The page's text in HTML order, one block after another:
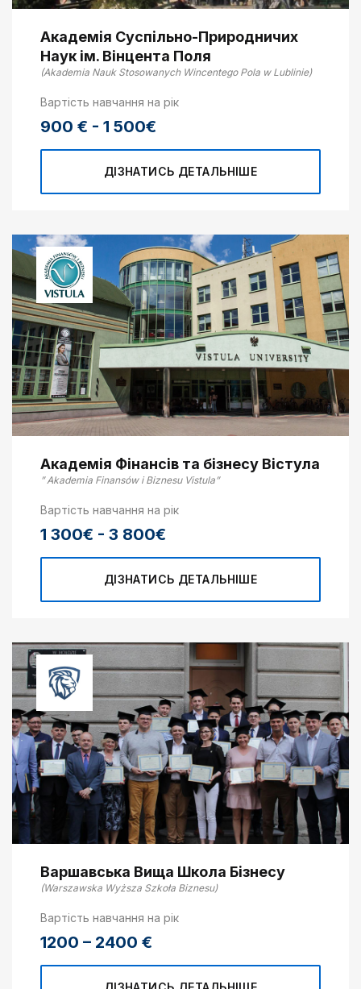
Академія Cуспільно-Природничих
Наук ім. Вінцента Поля
(Akademia Nauk Stosowanych Wincentego Pola w Lublinie)
Вартість навчання на рік
900 € - 1 500€
ДІЗНАТИСЬ ДЕТАЛЬНІШЕ
Академія Фінансів та бізнесу Вістула
” Akademia Finansów i Biznesu Vistula”
Вартість навчання на рік
1 300€ - 3 800€
ДІЗНАТИСЬ ДЕТАЛЬНІШЕ
Варшавська Вища Школа Бізнесу
(Warszawska Wyższa Szkoła Biznesu)
Вартість навчання на рік
1200 – 2400 €